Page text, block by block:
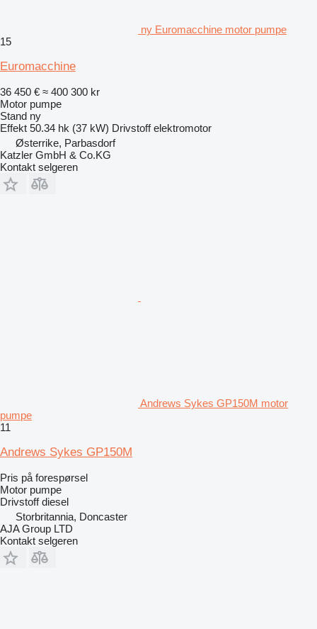
ny Euromacchine motor pumpe
15
Euromacchine
36 450 € ≈ 400 300 kr
Motor pumpe
Stand ny
Effekt 50.34 hk (37 kW) Drivstoff elektromotor
Østerrike, Parbasdorf
Katzler GmbH & Co.KG
Kontakt selgeren
Andrews Sykes GP150M motor
pumpe
11
Andrews Sykes GP150M
Pris på forespørsel
Motor pumpe
Drivstoff diesel
Storbritannia, Doncaster
AJA Group LTD
Kontakt selgeren